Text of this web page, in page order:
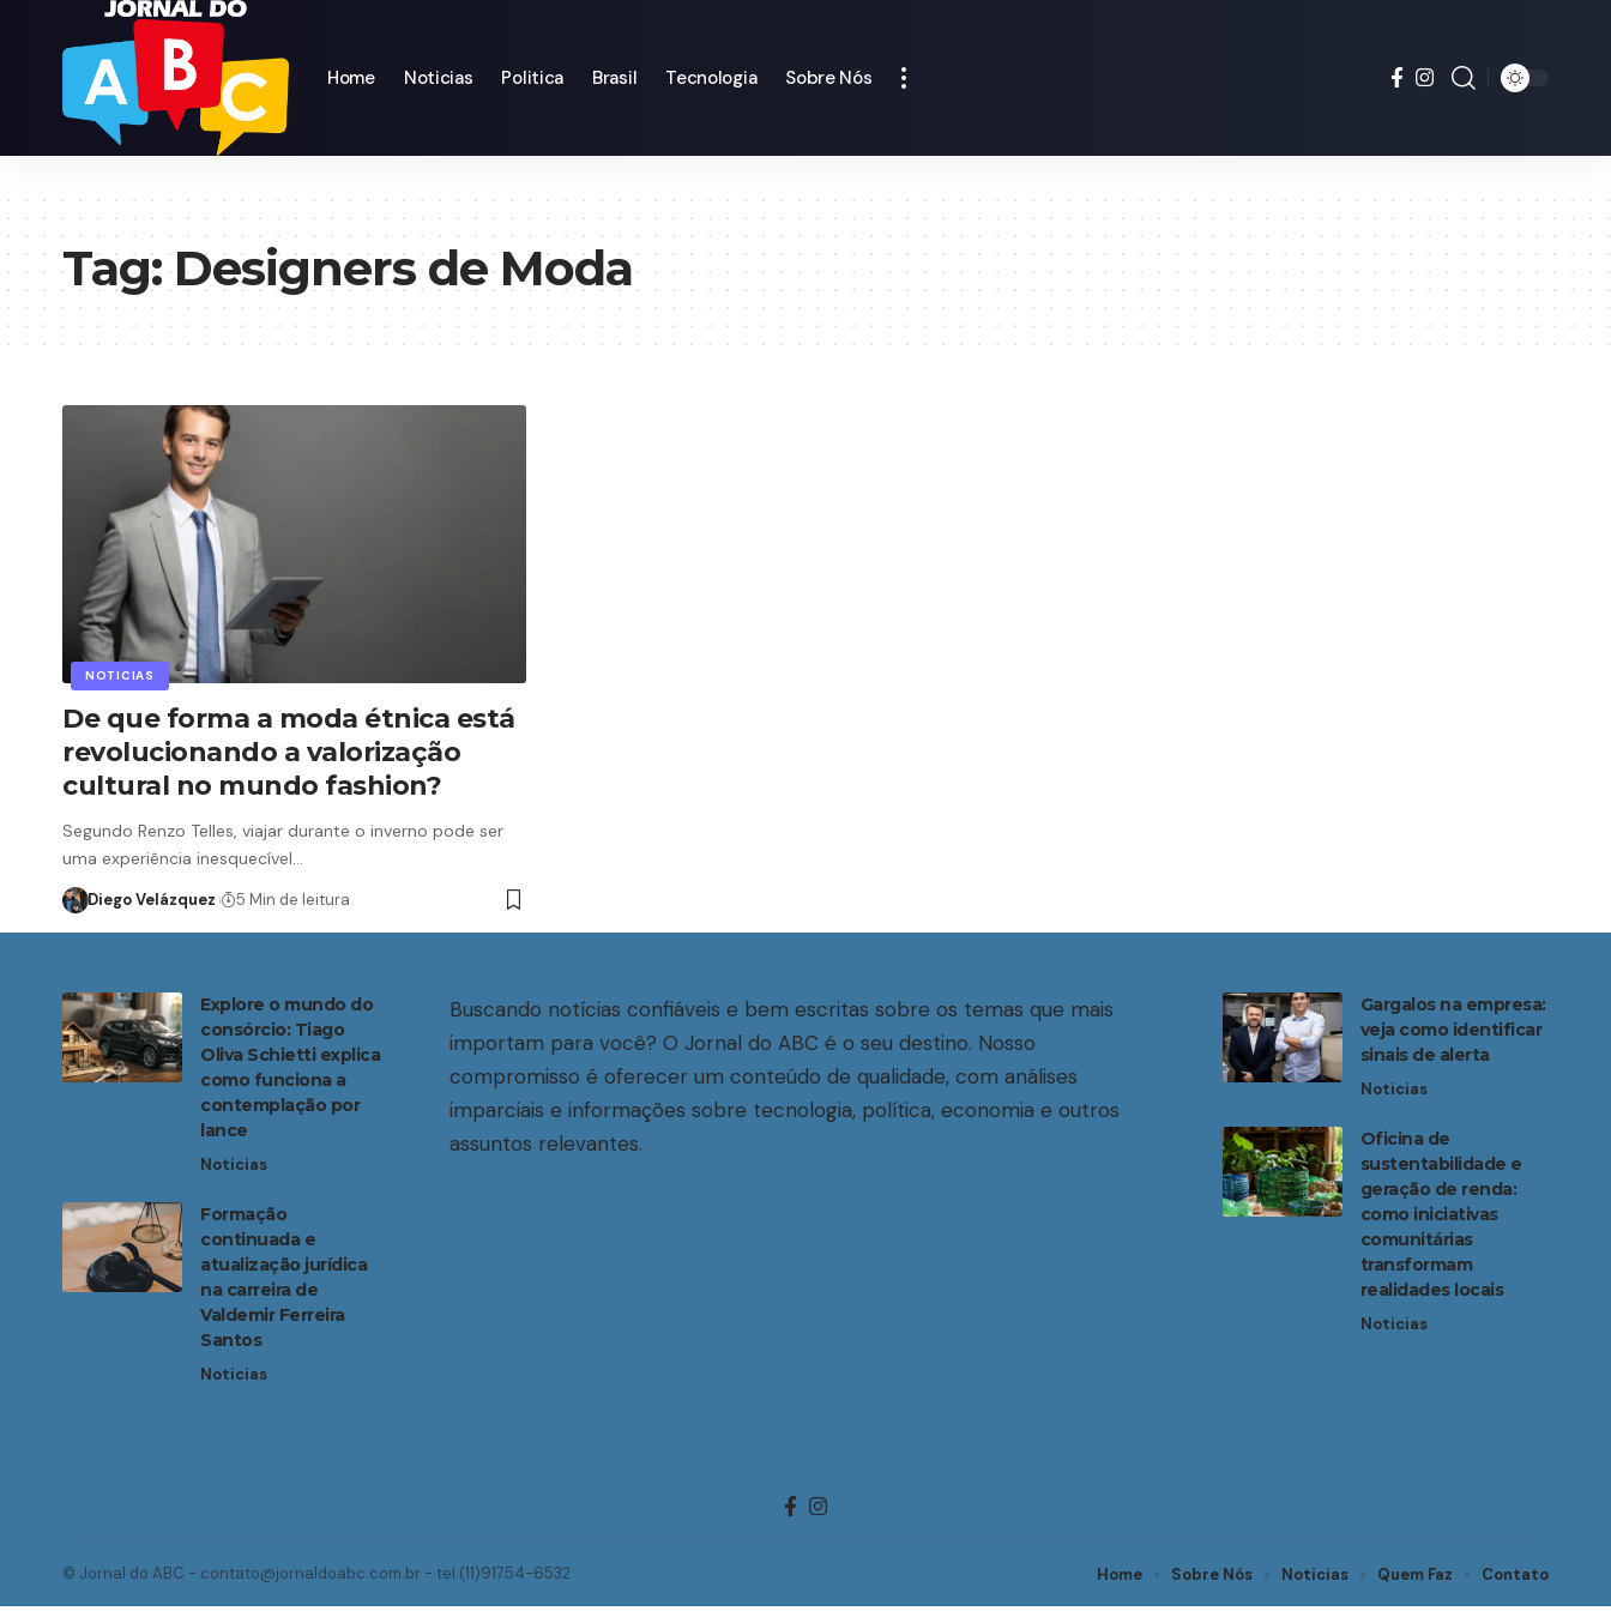
Home Noticias Politica Brasil Tecnologia Sobre Nós
Tag:Designers de Moda
NOTICIAS
De que forma a moda étnica está
revolucionando a valorização
cultural no mundo fashion?
Segundo Renzo Telles, viajar durante o inverno pode ser
uma experiência inesquecível…
Diego Velázquez 5 Min de leitura
Explore o mundo do
consórcio: Tiago
Oliva Schietti explica
como funciona a
contemplação por
lance
Noticias
Formação
continuada e
atualização jurídica
na carreira de
Valdemir Ferreira
Santos
Noticias
Buscando notícias confiáveis e bem escritas sobre os temas que mais
importam para você? O Jornal do ABC é o seu destino. Nosso
compromisso é oferecer um conteúdo de qualidade, com análises
imparciais e informações sobre tecnologia, política, economia e outros
assuntos relevantes.
Gargalos na empresa:
veja como identificar
sinais de alerta
Noticias
Oficina de
sustentabilidade e
geração de renda:
como iniciativas
comunitárias
transformam
realidades locais
Noticias
© Jornal do ABC - contato@jornaldoabc.com.br - tel.(11)91754-6532 Home Sobre Nós Noticias Quem Faz Contato